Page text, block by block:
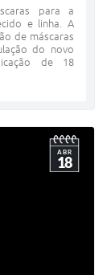
para a
e linha. A
de máscaras
do novo
de 18
ABR
18